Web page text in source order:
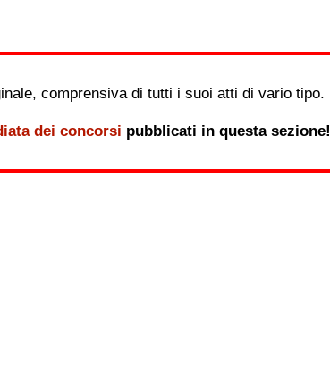
comprensiva di tutti i suoi atti di vario tipo.
dei concorsi pubblicati in questa sezione!